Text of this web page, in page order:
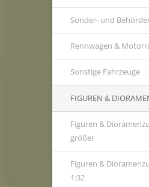
Sonder- und
Rennwagen &
Sonstige Fahrzeuge
FIGUREN &
Figuren &
größer
Figuren &
1:32